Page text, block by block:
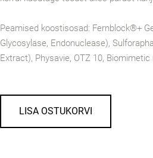
Peamised koostisosad: Fernblock®+
Glycosylase, Endonuclease),
Extract), Physavie, OTZ 10, Biomimetic
LISA OSTUKORVI